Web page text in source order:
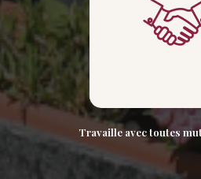
Travaille avec toutes